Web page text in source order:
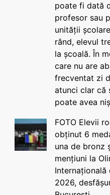
poate fi dată
profesor sau
unității
rând, elevul
la școală. În
care nu are
frecventat zi
atunci clar că
poate avea
FOTO Elevii
obținut 6
una de bronz
mențiuni la
Internațională
2026,